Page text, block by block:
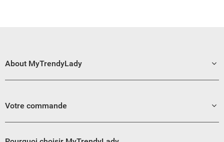
About MyTrendyLady
Votre commande